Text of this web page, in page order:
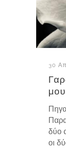
30
μου
δύο
οι